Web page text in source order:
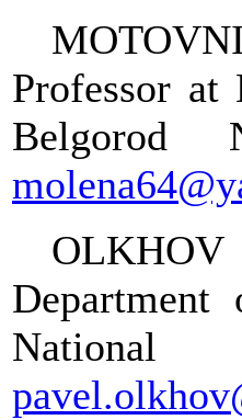
Professor at
Belgorod